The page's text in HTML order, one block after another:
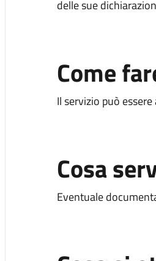
delle sue
Come
Il servizio può
Cosa
Eventuale